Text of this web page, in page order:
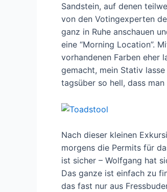
Sandstein, auf denen
von den Votingexperten
ganz in Ruhe anschauen
eine “Morning Location”.
vorhandenen Farben eher
gemacht, mein Stativ
tagsüber so hell, dass
Nach dieser kleinen
morgens die Permits für
ist sicher – Wolfgang hat
Das ganze ist einfach zu
das fast nur aus